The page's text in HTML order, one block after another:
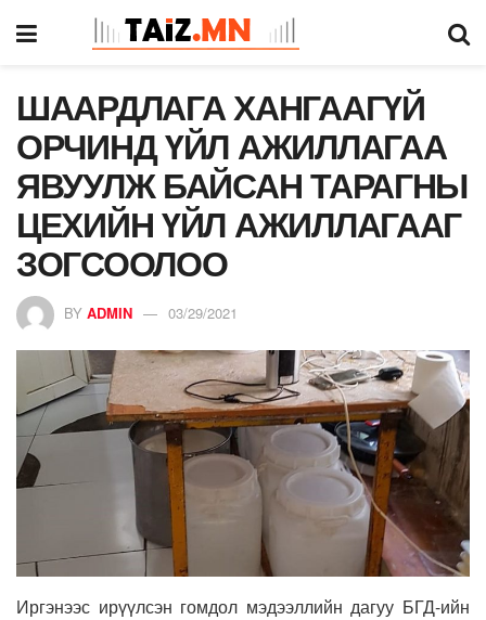
ШААРДЛАГА ХАНГААГҮЙ
ОРЧИНД ҮЙЛ АЖИЛЛАГАА
ЯВУУЛЖ БАЙСАН ТАРАГНЫ
ЦЕХИЙН ҮЙЛ АЖИЛЛАГААГ
ЗОГСООЛОО
BY ADMIN 03/29/2021
Иргэнээс ирүүлсэн гомдол мэдээллийн дагуу БГД-ийн